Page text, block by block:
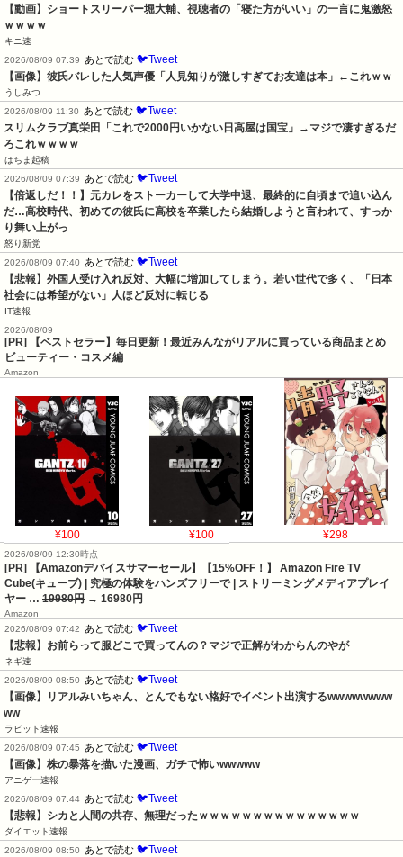
【動画】ショートスリーパー堀大輔、視聴者の「寝た方がいい」の一言に鬼激怒
ｗｗｗｗ
キニ速
2026/08/09 07:39 あとで読む 🐦Tweet
【画像】彼氏バレした人気声優「人見知りが激しすぎてお友達は本」←これｗｗ
うしみつ
2026/08/09 11:30 あとで読む 🐦Tweet
スリムクラブ真栄田「これで2000円いかない日高屋は国宝」→マジで凄すぎるだ
ろこれｗｗｗｗ
はちま起稿
2026/08/09 07:39 あとで読む 🐦Tweet
【倍返しだ！！】元カレをストーカーして大学中退、最終的に自頃まで追い込ん
だ…高校時代、初めての彼氏に高校を卒業したら結婚しようと言われて、すっか
り舞い上がっ
怒り新党
2026/08/09 07:40 あとで読む 🐦Tweet
【悲報】外国人受け入れ反対、大幅に増加してしまう。若い世代で多く、「日本
社会には希望がない」人ほど反対に転じる
IT速報
2026/08/09
[PR] 【ベストセラー】毎日更新！最近みんながリアルに買っている商品まとめ
ビューティー・コスメ編
Amazon
¥100 ¥100 ¥298
2026/08/09 12:30時点
[PR] 【Amazonデバイスサマーセール】【15%OFF！】 Amazon Fire TV
Cube(キューブ) | 究極の体験をハンズフリーで | ストリーミングメディアプレイ
ヤー … 19980円 → 16980円
Amazon
2026/08/09 07:42
あとで読む 🐦Tweet
【悲報】お前らって服どこで買ってんの？マジで正解がわからんのやが
ネギ速
2026/08/09 08:50
あとで読む 🐦Tweet
【画像】リアルみいちゃん、とんでもない格好でイベント出演するwwwwwwww
ww
ラビット速報
2026/08/09 07:45
あとで読む 🐦Tweet
【画像】株の暴落を描いた漫画、ガチで怖いwwwww
アニゲー速報
2026/08/09 07:44 あとで読む 🐦Tweet
【悲報】シカと人間の共存、無理だったｗｗｗｗｗｗｗｗｗｗｗｗｗｗｗ
ダイエット速報
2026/08/09 08:50
あとで読む 🐦Tweet